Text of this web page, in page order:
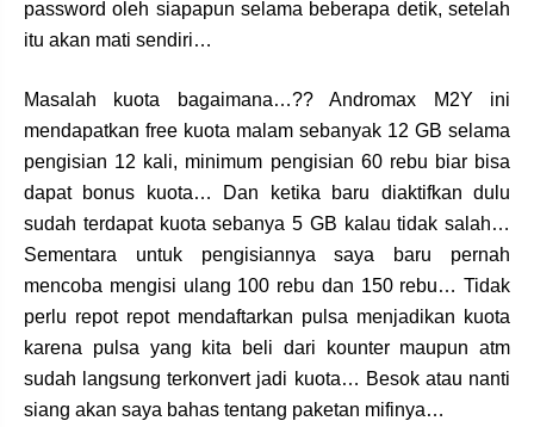
password oleh siapapun selama beberapa detik, setelah
itu akan mati sendiri…
Masalah kuota bagaimana…?? Andromax M2Y ini
mendapatkan free kuota malam sebanyak 12 GB selama
pengisian 12 kali, minimum pengisian 60 rebu biar bisa
dapat bonus kuota… Dan ketika baru diaktifkan dulu
sudah terdapat kuota sebanya 5 GB kalau tidak salah…
Sementara untuk pengisiannya saya baru pernah
mencoba mengisi ulang 100 rebu dan 150 rebu… Tidak
perlu repot repot mendaftarkan pulsa menjadikan kuota
karena pulsa yang kita beli dari kounter maupun atm
sudah langsung terkonvert jadi kuota… Besok atau nanti
siang akan saya bahas tentang paketan mifinya…